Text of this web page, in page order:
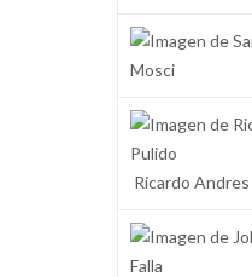
Mosci
Ricardo